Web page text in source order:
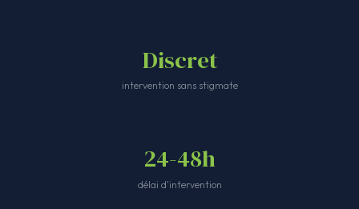
Discret
intervention sans stigmate
24-48h
délai d'intervention